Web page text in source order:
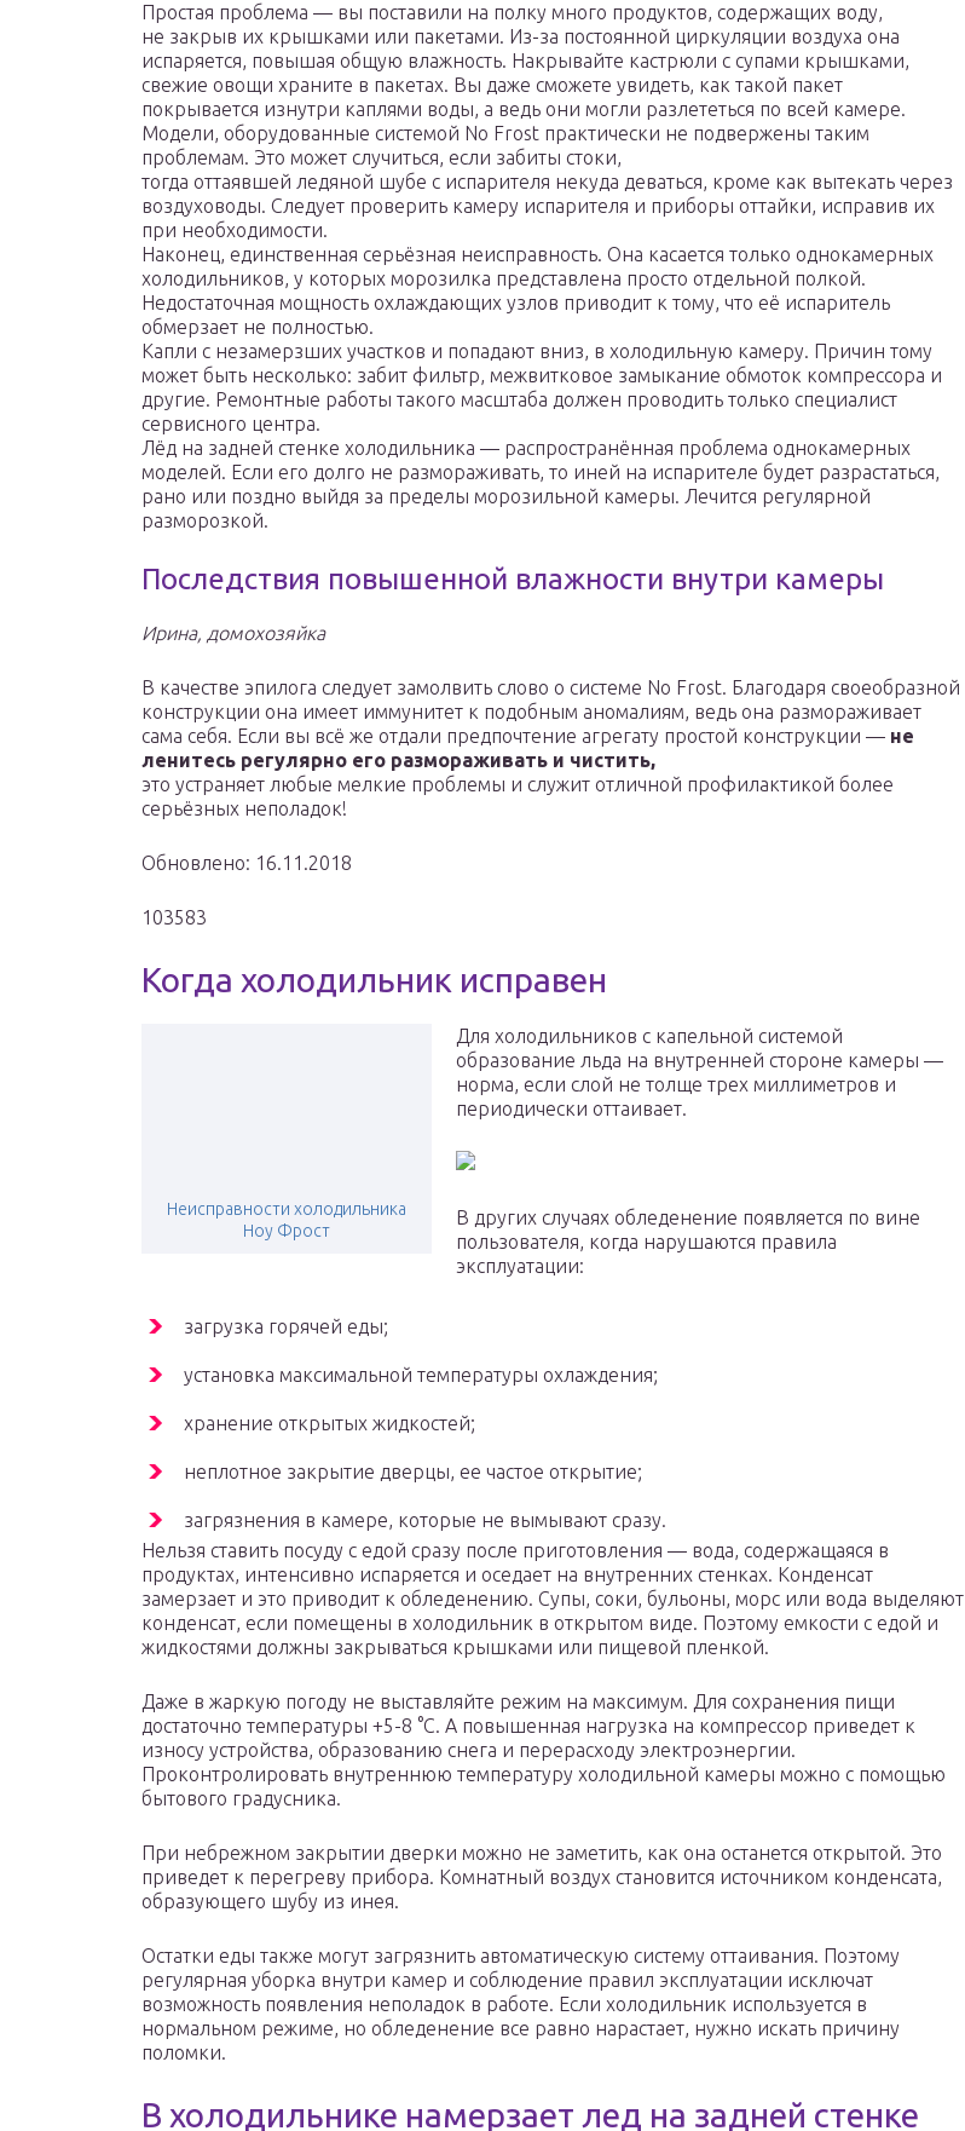
Простая проблема — вы поставили на полку много продуктов, содержащих воду,
не закрыв их крышками или пакетами. Из-за постоянной циркуляции воздуха она
испаряется, повышая общую влажность. Накрывайте кастрюли с супами крышками,
свежие овощи храните в пакетах. Вы даже сможете увидеть, как такой пакет
покрывается изнутри каплями воды, а ведь они могли разлететься по всей камере.
Модели, оборудованные системой No Frost практически не подвержены таким
проблемам. Это может случиться, если забиты стоки,
тогда оттаявшей ледяной шубе с испарителя некуда деваться, кроме как вытекать через
воздуховоды. Следует проверить камеру испарителя и приборы оттайки, исправив их
при необходимости.
Наконец, единственная серьёзная неисправность. Она касается только однокамерных
холодильников, у которых морозилка представлена просто отдельной полкой.
Недостаточная мощность охлаждающих узлов приводит к тому, что её испаритель
обмерзает не полностью.
Капли с незамерзших участков и попадают вниз, в холодильную камеру. Причин тому
может быть несколько: забит фильтр, межвитковое замыкание обмоток компрессора и
другие. Ремонтные работы такого масштаба должен проводить только специалист
сервисного центра.
Лёд на задней стенке холодильника — распространённая проблема однокамерных
моделей. Если его долго не размораживать, то иней на испарителе будет разрастаться,
рано или поздно выйдя за пределы морозильной камеры. Лечится регулярной
разморозкой.
Последствия повышенной влажности внутри камеры
Ирина, домохозяйка
В качестве эпилога следует замолвить слово о системе No Frost. Благодаря своеобразной
конструкции она имеет иммунитет к подобным аномалиям, ведь она размораживает
сама себя. Если вы всё же отдали предпочтение агрегату простой конструкции — не
ленитесь регулярно его размораживать и чистить,
это устраняет любые мелкие проблемы и служит отличной профилактикой более
серьёзных неполадок!
Обновлено: 16.11.2018
103583
Когда холодильник исправен
Неисправности холодильника
Ноу Фрост
Для холодильников с капельной системой
образование льда на внутренней стороне камеры —
норма, если слой не толще трех миллиметров и
периодически оттаивает.
В других случаях обледенение появляется по вине
пользователя, когда нарушаются правила
эксплуатации:
загрузка горячей еды;
установка максимальной температуры охлаждения;
хранение открытых жидкостей;
неплотное закрытие дверцы, ее частое открытие;
загрязнения в камере, которые не вымывают сразу.
Нельзя ставить посуду с едой сразу после приготовления — вода, содержащаяся в
продуктах, интенсивно испаряется и оседает на внутренних стенках. Конденсат
замерзает и это приводит к обледенению. Супы, соки, бульоны, морс или вода выделяют
конденсат, если помещены в холодильник в открытом виде. Поэтому емкости с едой и
жидкостями должны закрываться крышками или пищевой пленкой.
Даже в жаркую погоду не выставляйте режим на максимум. Для сохранения пищи
достаточно температуры +5-8 °C. А повышенная нагрузка на компрессор приведет к
износу устройства, образованию снега и перерасходу электроэнергии.
Проконтролировать внутреннюю температуру холодильной камеры можно с помощью
бытового градусника.
При небрежном закрытии дверки можно не заметить, как она останется открытой. Это
приведет к перегреву прибора. Комнатный воздух становится источником конденсата,
образующего шубу из инея.
Остатки еды также могут загрязнить автоматическую систему оттаивания. Поэтому
регулярная уборка внутри камер и соблюдение правил эксплуатации исключат
возможность появления неполадок в работе. Если холодильник используется в
нормальном режиме, но обледенение все равно нарастает, нужно искать причину
поломки.
В холодильнике намерзает лед на задней стенке